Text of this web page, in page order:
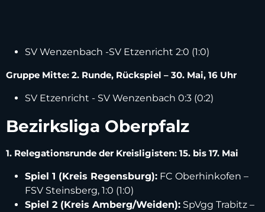
SV Wenzenbach -SV Etzenricht 2:0 (1:0)
Gruppe Mitte: 2. Runde, Rückspiel – 30. Mai, 16 Uhr
SV Etzenricht - SV Wenzenbach 0:3 (0:2)
Bezirksliga Oberpfalz
1. Relegationsrunde der Kreisligisten: 15. bis 17. Mai
Spiel 1 (Kreis Regensburg): FC Oberhinkofen –
FSV Steinsberg, 1:0 (1:0)
Spiel 2 (Kreis Amberg/Weiden): SpVgg Trabitz –